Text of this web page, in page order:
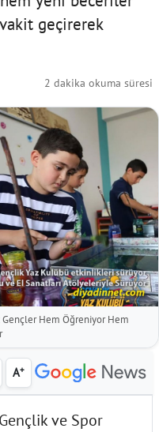
geçirerek
2 dakika okuma süresi
Hem Öğreniyor Hem
A+
ve Spor